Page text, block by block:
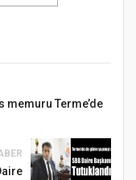
memuru Terme’de